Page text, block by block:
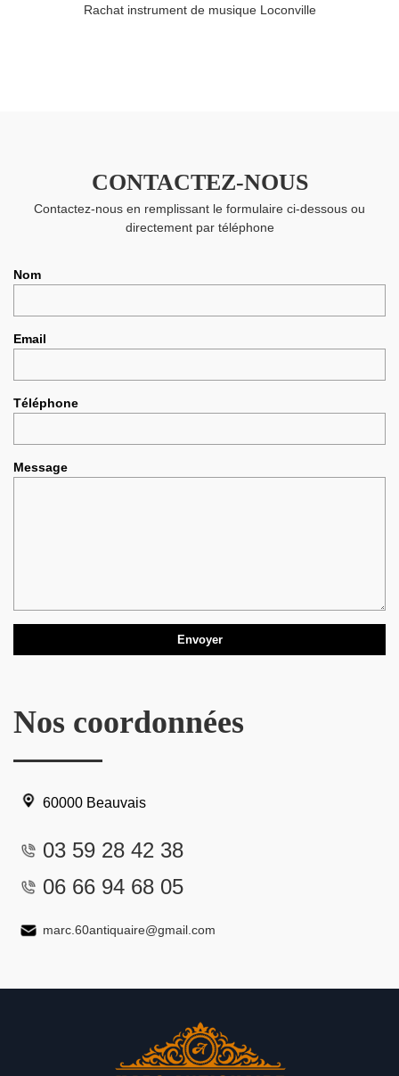
Rachat instrument de musique Loconville
CONTACTEZ-NOUS
Contactez-nous en remplissant le formulaire ci-dessous ou
directement par téléphone
Nom
Email
Téléphone
Message
Nos coordonnées
60000 Beauvais
03 59 28 42 38
06 66 94 68 05
marc.60antiquaire@gmail.com